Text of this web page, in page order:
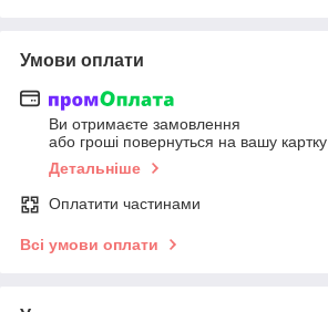
Умови оплати
Ви отримаєте замовлення
або гроші повернуться на вашу картку
Детальніше
Оплатити частинами
Всі умови оплати